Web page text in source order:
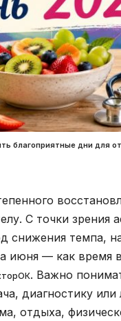
благоприятные дни для
С точки зрения
снижения темпа,
июня — как время
. Важно
диагностику
отдыха,